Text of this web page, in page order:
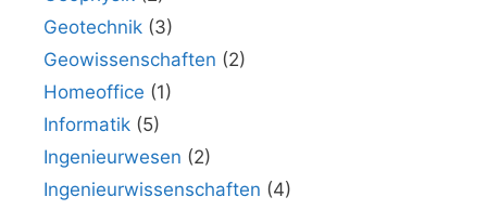
Geotechnik (3)
Geowissenschaften (2)
Homeoffice (1)
Informatik (5)
Ingenieurwesen (2)
Ingenieurwissenschaften (4)